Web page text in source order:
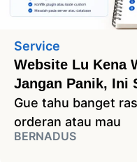
Service
Website Lu Kena
Jangan Panik, Ini
Gue tahu banget
orderan atau mau
BERNADUS